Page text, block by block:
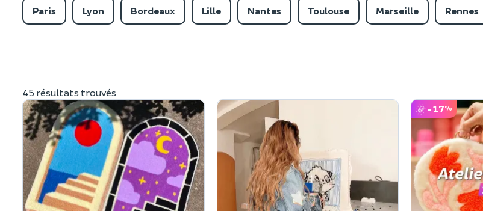
Paris Lyon Bordeaux Lille Nantes Toulouse Marseille Rennes
45 résultats trouvés
-17%